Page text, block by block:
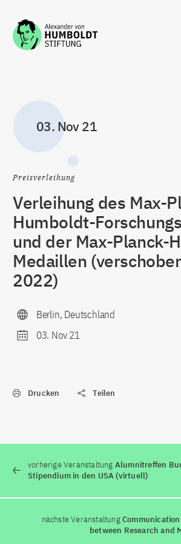
Zum Inhalt springen
03. Nov 21
Preisverleihung
Verleihung des Max-
Humboldt-
und der Max-Planck-
Medaillen
2022)
Berlin, Deutschland
03. Nov 21
Drucken Teilen
vorherige Veranstaltung Alumnitreffen
Stipendium in den USA (virtuell)
nächste Veranstaltung
between Research and